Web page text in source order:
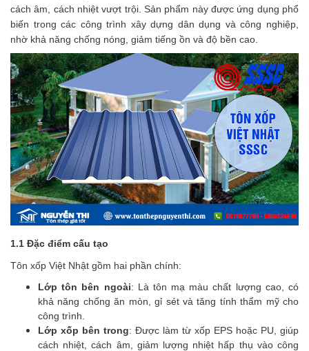
cách âm, cách nhiệt vượt trội. Sản phẩm này được ứng dụng phổ
biến trong các công trình xây dựng dân dụng và công nghiệp,
nhờ khả năng chống nóng, giảm tiếng ồn và độ bền cao.
1.1 Đặc điểm cấu tạo
Tôn xốp Việt Nhật gồm hai phần chính:
Lớp tôn bên ngoài: Là tôn mạ màu chất lượng cao, có
khả năng chống ăn mòn, gỉ sét và tăng tính thẩm mỹ cho
công trình.
Lớp xốp bên trong: Được làm từ xốp EPS hoặc PU, giúp
cách nhiệt, cách âm, giảm lượng nhiệt hấp thụ vào công